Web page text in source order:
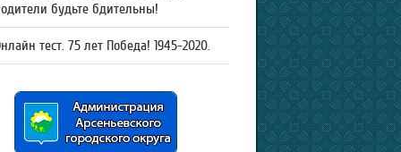
будьте бдительны!
тест. 75 лет Победа! 1945-2020.